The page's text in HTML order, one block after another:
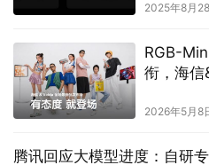
2025年8月
RGB-
衔，海信
2026年5月8
腾讯回应大模型进度：自研